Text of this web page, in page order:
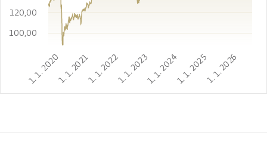
1. 1. 20201. 1. 20211. 1. 20221. 1. 20231. 1. 20241. 1. 20251. 1. 2026
100,00
120,00